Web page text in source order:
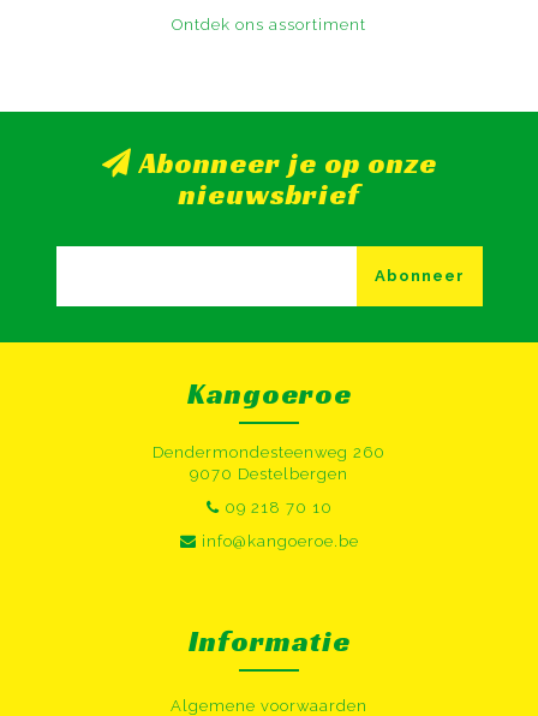
Ontdek ons assortiment
Abonneer je op onze
nieuwsbrief
Abonneer
Kangoeroe
Dendermondesteenweg 260
9070 Destelbergen
09 218 70 10
info@kangoeroe.be
Informatie
Algemene voorwaarden